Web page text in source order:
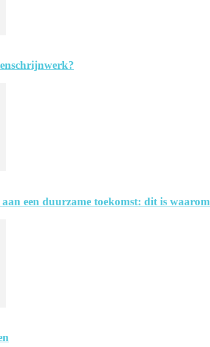
een duurzame toekomst: dit is waarom